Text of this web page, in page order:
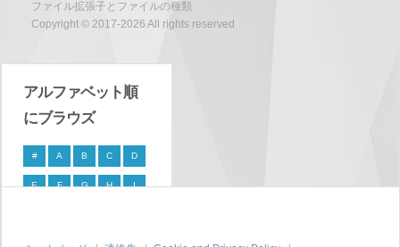
ファイル拡張子とファイルの種類
Copyright © 2017-2026 All rights reserved
アルファベット順
にブラウズ
# A B C D
E F G H I
P Q R S